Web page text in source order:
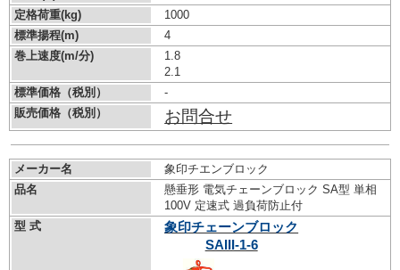
定格荷重(kg)
1000
標準揚程(m)
4
巻上速度(m/分)
1.8
2.1
標準価格（税別）
-
販売価格（税別）
お問合せ
メーカー名
象印チエンブロック
品名
懸垂形 電気チェーンブロック SA型 単相
100V 定速式 過負荷防止付
型 式
象印チェーンブロック
SAIII-1-6